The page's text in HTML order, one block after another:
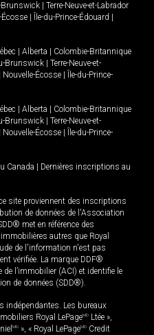
Brunswick
Terre-Neuve-et-Labrador
Écosse Île-du-Prince-Édouard
Alberta
Colombie-Britannique
Brunswick
Terre-Neuve-et-
Nouvelle-Écosse
Île-du-Prince-
Alberta
Colombie-Britannique
Brunswick
Terre-Neuve-et-
Nouvelle-Écosse
Île-du-Prince-
Canada
Dernières inscriptions au
site proviennent des inscriptions
de données de l'Association
met en référence des
autres que Royal
de l'information n'est pas
vérifiée. La marque DDF®
l’immobilier (ACI) et identifie le
de données (SDD®).
indépendantes. Les bureaux
Royal LePageMD Ltée »,
MD », « Royal LePageMD Credit